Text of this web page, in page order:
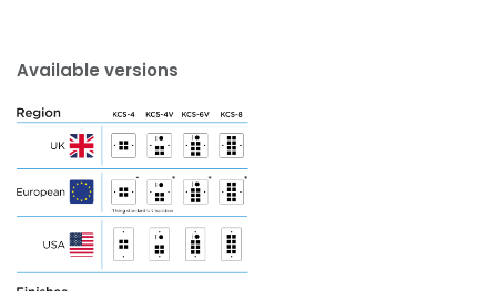
Available versions